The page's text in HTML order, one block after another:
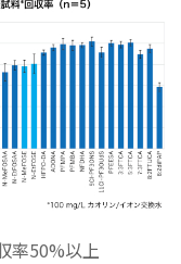
率50%以上